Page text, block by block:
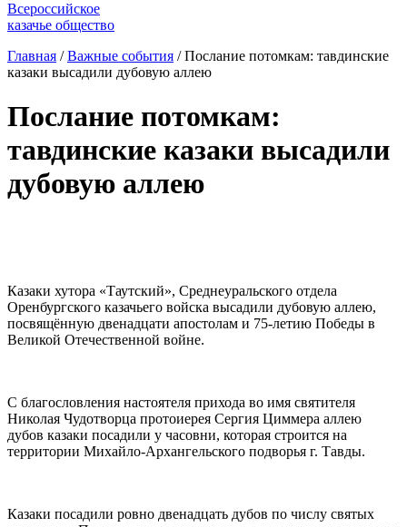
Всероссийское
казачье общество
Главная / Важные события / Послание потомкам: тавдинские
казаки высадили дубовую аллею
Послание потомкам:
тавдинские казаки высадили
дубовую аллею
Казаки хутора «Таутский», Среднеуральского отдела
Оренбургского казачьего войска высадили дубовую аллею,
посвящённую двенадцати апостолам и 75-летию Победы в
Великой Отечественной войне.
С благословления настоятеля прихода во имя святителя
Николая Чудотворца протоиерея Сергия Циммера аллею
дубов казаки посадили у часовни, которая строится на
территории Михайло-Архангельского подворья г. Тавды.
Казаки посадили ровно двенадцать дубов по числу святых